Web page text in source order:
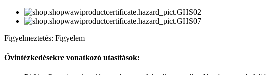
Figyelmeztetés: Figyelem
Óvintézkedésekre vonatkozó utasítások: